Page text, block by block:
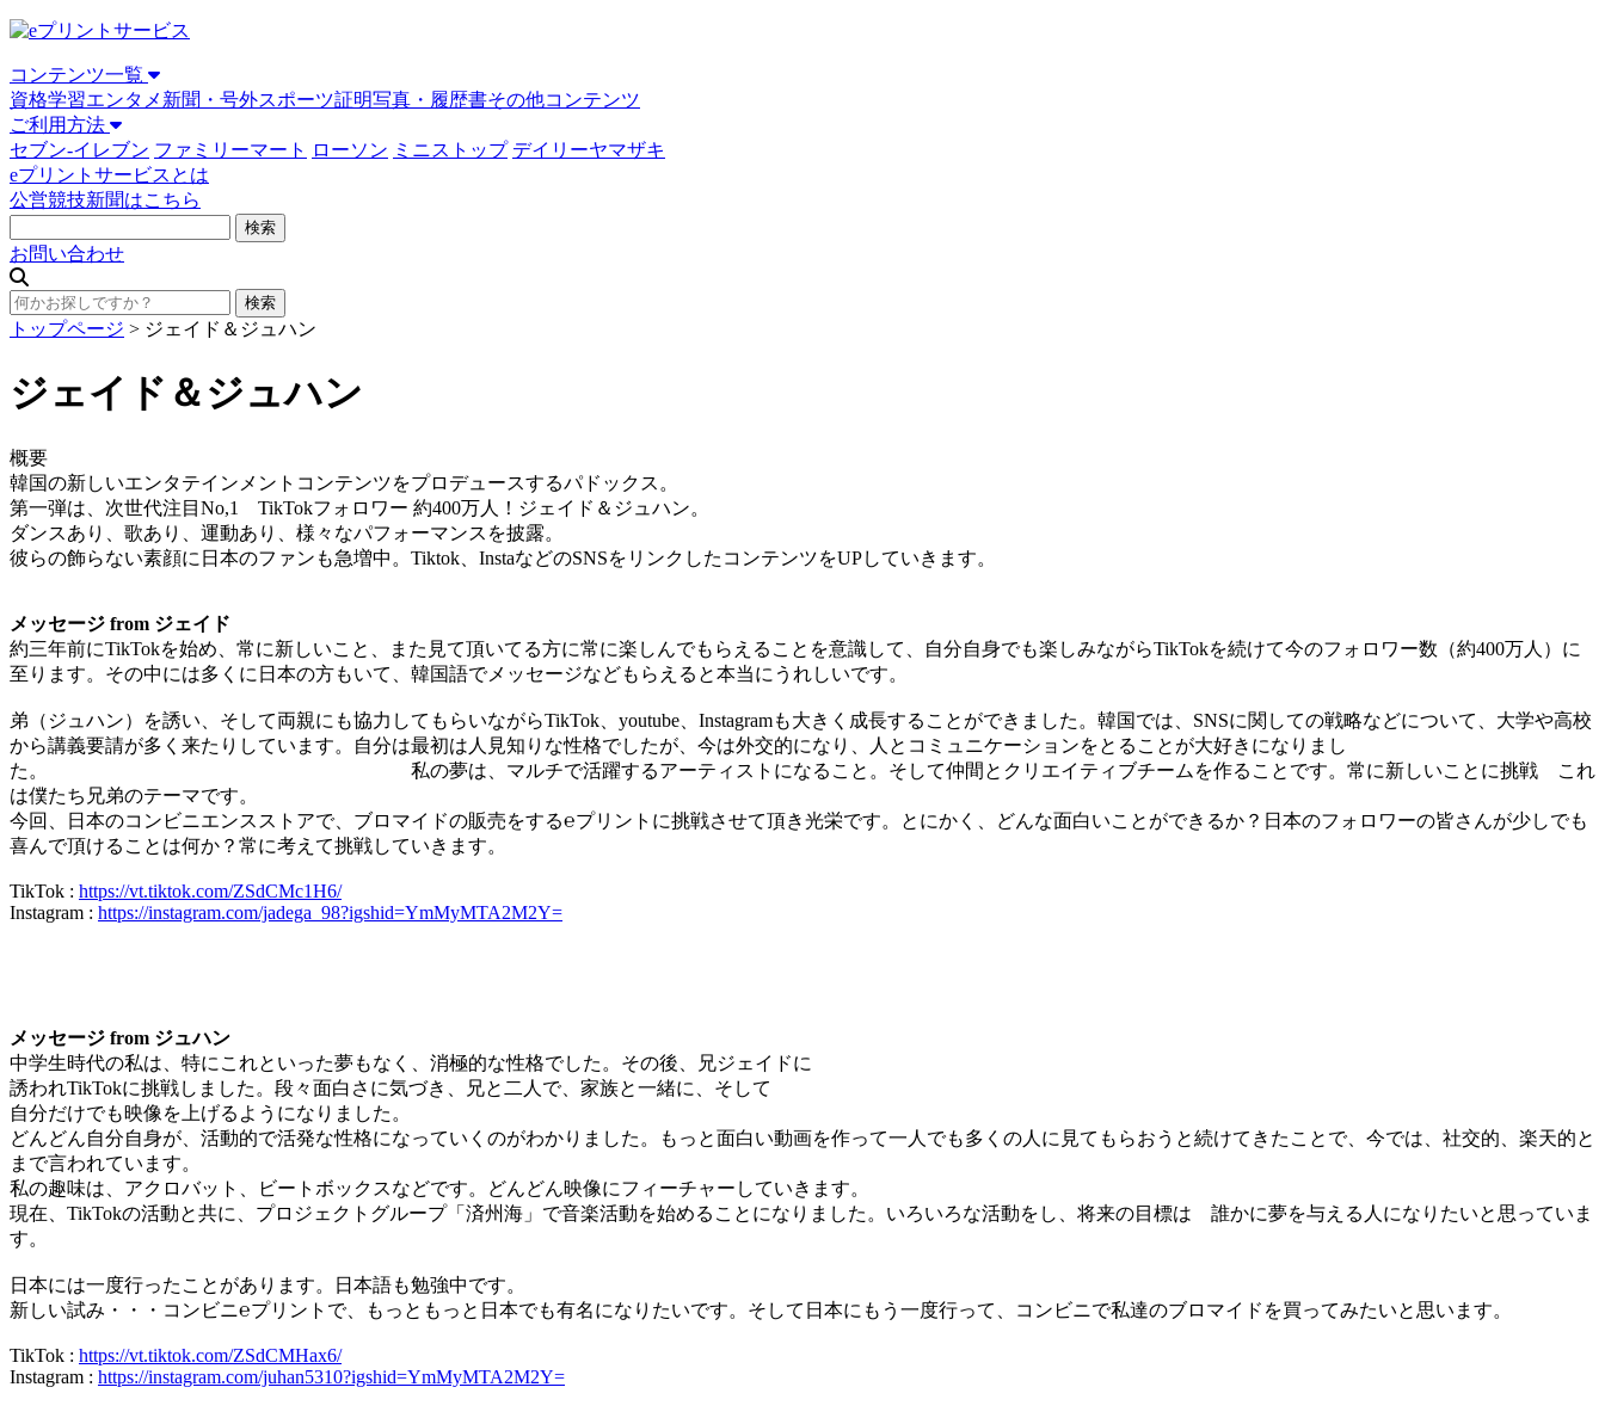
コンテンツ一覧
資格学習エンタメ 新聞・号外スポーツ証明写真・履歴書その他コンテンツ
ご利用方法
セブン-イレブン ファミリーマート ローソン ミニストップ デイリーヤマザキ
eプリントサービスとは
公営競技新聞はこちら
お問い合わせ
トップページ > ジェイド＆ジュハン
ジェイド＆ジュハン
概要
韓国の新しいエンタテインメントコンテンツをプロデュースするパドックス。
第一弾は、次世代注目No,1 TikTokフォロワー 約400万人！ジェイド＆ジュハン。
ダンスあり、歌あり、運動あり、様々なパフォーマンスを披露。
彼らの飾らない素顔に日本のファンも急増中。Tiktok、InstaなどのSNSをリンクしたコンテンツをUPしていきます。
メッセージ from ジェイド
約三年前にTikTokを始め、常に新しいこと、また見て頂いてる方に常に楽しんでもらえることを意識して、自分自身でも楽しみながらTikTokを続けて今のフォロワー数（約400万人）に
至ります。その中には多くに日本の方もいて、韓国語でメッセージなどもらえると本当にうれしいです。
弟（ジュハン）を誘い、そして両親にも協力してもらいながらTikTok、youtube、Instagramも大きく成長することができました。韓国では、SNSに関しての戦略などについて、大学や高校
から講義要請が多く来たりしています。自分は最初は人見知りな性格でしたが、今は外交的になり、人とコミュニケーションをとることが大好きになりまし
た。 私の夢は、マルチで活躍するアーティストになること。そして仲間とクリエイティブチームを作ることです。常に新しいことに挑戦 これ
は僕たち兄弟のテーマです。
今回、日本のコンビニエンスストアで、ブロマイドの販売をする℮プリントに挑戦させて頂き光栄です。とにかく、どんな面白いことができるか？日本のフォロワーの皆さんが少しでも
喜んで頂けることは何か？常に考えて挑戦していきます。
TikTok : https://vt.tiktok.com/ZSdCMc1H6/
Instagram : https://instagram.com/jadega_98?igshid=YmMyMTA2M2Y=
メッセージ from ジュハン
中学生時代の私は、特にこれといった夢もなく、消極的な性格でした。その後、兄ジェイドに
誘われTikTokに挑戦しました。段々面白さに気づき、兄と二人で、家族と一緒に、そして
自分だけでも映像を上げるようになりました。
どんどん自分自身が、活動的で活発な性格になっていくのがわかりました。もっと面白い動画を作って一人でも多くの人に見てもらおうと続けてきたことで、今では、社交的、楽天的と
まで言われています。
私の趣味は、アクロバット、ビートボックスなどです。どんどん映像にフィーチャーしていきます。
現在、TikTokの活動と共に、プロジェクトグループ「済州海」で音楽活動を始めることになりました。いろいろな活動をし、将来の目標は 誰かに夢を与える人になりたいと思っていま
す。
日本には一度行ったことがあります。日本語も勉強中です。
新しい試み・・・コンビニ℮プリントで、もっともっと日本でも有名になりたいです。そして日本にもう一度行って、コンビニで私達のブロマイドを買ってみたいと思います。
TikTok : https://vt.tiktok.com/ZSdCMHax6/
Instagram : https://instagram.com/juhan5310?igshid=YmMyMTA2M2Y=